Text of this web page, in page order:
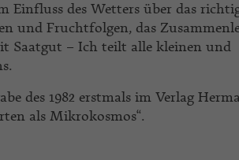
Einfluss des Wetters über das
und Fruchtfolgen, das
Saatgut – Ich teilt alle kleinen und
des 1982 erstmals im Verlag
als Mikrokosmos“.